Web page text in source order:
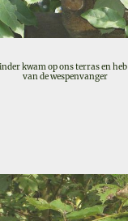
kwam op ons terras en
van de wespenvanger